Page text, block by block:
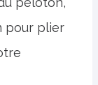
pour plier